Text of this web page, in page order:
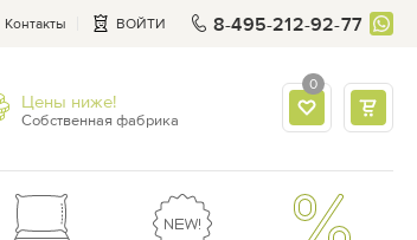
Контакты ВОЙТИ 8-495-212-92-77
Цены ниже!
Собственная фабрика
0